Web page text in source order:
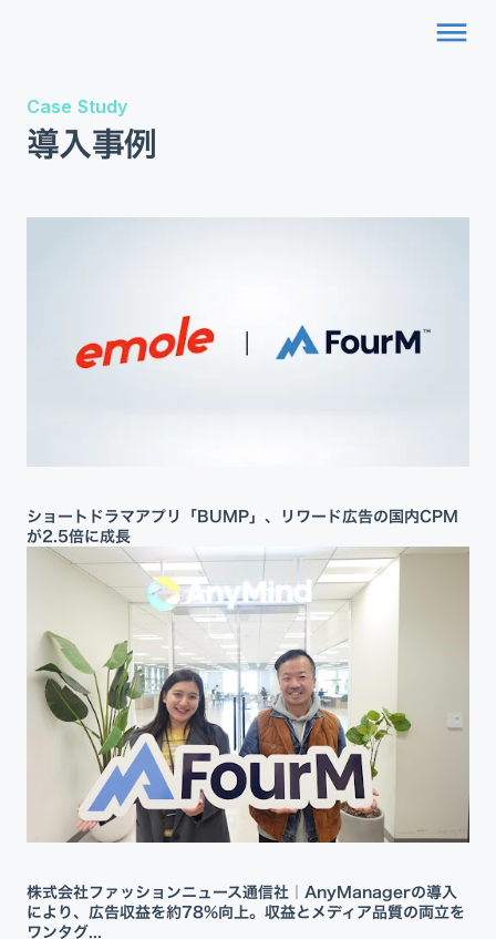
dehaze
Case Study
導入事例
ショートドラマアプリ「BUMP」、リワード広告の国内CPM
が2.5倍に成長
株式会社ファッションニュース通信社｜AnyManagerの導入
により、広告収益を約78%向上。収益とメディア品質の両立を
ワンタグ...